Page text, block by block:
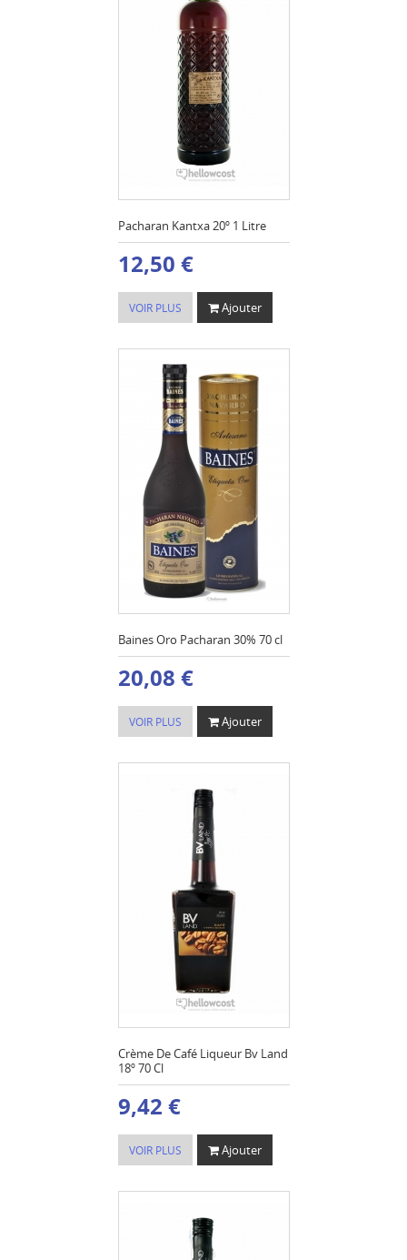
Pacharan Kantxa 20º 1 Litre
12,50 €
VOIR PLUS Ajouter
Baines Oro Pacharan 30% 70 cl
20,08 €
VOIR PLUS Ajouter
Crème De Café Liqueur Bv Land
18º 70 Cl
9,42 €
VOIR PLUS Ajouter